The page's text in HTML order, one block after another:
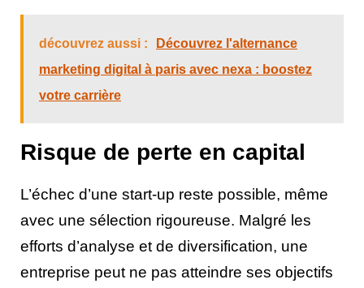
découvrez aussi :
Découvrez l'alternance
marketing digital à paris avec nexa : boostez
votre carrière
Risque de perte en capital
L’échec d’une start-up reste possible, même
avec une sélection rigoureuse. Malgré les
efforts d’analyse et de diversification, une
entreprise peut ne pas atteindre ses objectifs